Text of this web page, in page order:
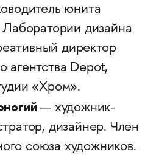
юнита
Лаборатории дизайна
директор
агентства Depot,
«Хром».
— художник-
дизайнер. Член
союза художников.